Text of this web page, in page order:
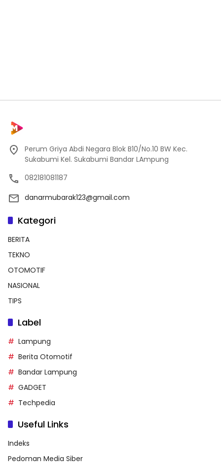
Perum Griya Abdi Negara Blok B10/No.10 BW Kec.
Sukabumi Kel. Sukabumi Bandar LAmpung
082181081187
danarmubarak123@gmail.com
Kategori
BERITA
TEKNO
OTOMOTIF
NASIONAL
TIPS
Label
Lampung
Berita Otomotif
Bandar Lampung
GADGET
Techpedia
Useful Links
Indeks
Pedoman Media Siber